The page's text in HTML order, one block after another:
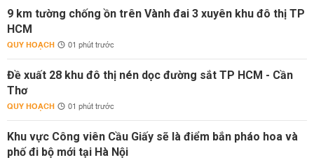
9 km tường chống ồn trên Vành đai 3 xuyên khu đô thị TP
HCM
QUY HOẠCH 01 phút trước
Đề xuất 28 khu đô thị nén dọc đường sắt TP HCM - Cần
Thơ
QUY HOẠCH 01 phút trước
Khu vực Công viên Cầu Giấy sẽ là điểm bắn pháo hoa và
phố đi bộ mới tại Hà Nội